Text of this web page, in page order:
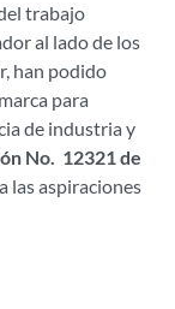
trabajo
al lado de los
han podido
para
de industria y
No. 12321 de
las aspiraciones